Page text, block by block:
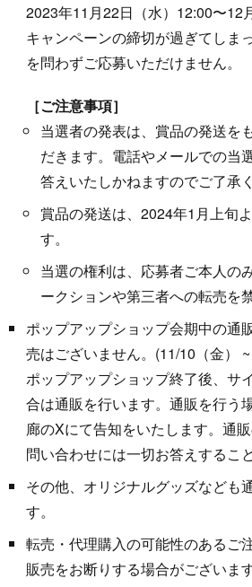
2023年11月22日（水）12:00〜12
キャンペーンの締切が過ぎてしま
を問わずご応募いただけません。
［ご注意事項］
当選者の発表は、賞品の発送を
だきます。電話やメールでの当
答えいたしかねますのでご了承
賞品の発送は、2024年1月上旬
す。
当選の権利は、応募者ご本人の
ークションや第三者への転売を
ポップアップショップ会期中の通
売はございません。(11/10（金）
ポップアップショップ終了後、サ
合は通販を行います。通販を行う
廊のXにて告知をいたします。通
問い合わせには一切お答えするこ
その他、オリジナルグッズなども
す。
転売・代理購入の可能性のあるご
販売をお断りする場合がございます